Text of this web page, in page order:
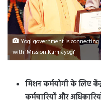
Yogi government is
with 'Mission Karmayogi'
मिशन कर्मयोगी के लिए
कर्मचारियों और